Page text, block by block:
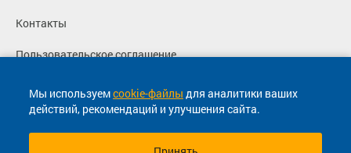
Мы используемcookie-файлы для аналитики ваших
действий, рекомендаций и улучшения сайта.
Контакты
Пользовательское соглашение
Политика конфиденциальности
Согласие на маркетинговые сообщения